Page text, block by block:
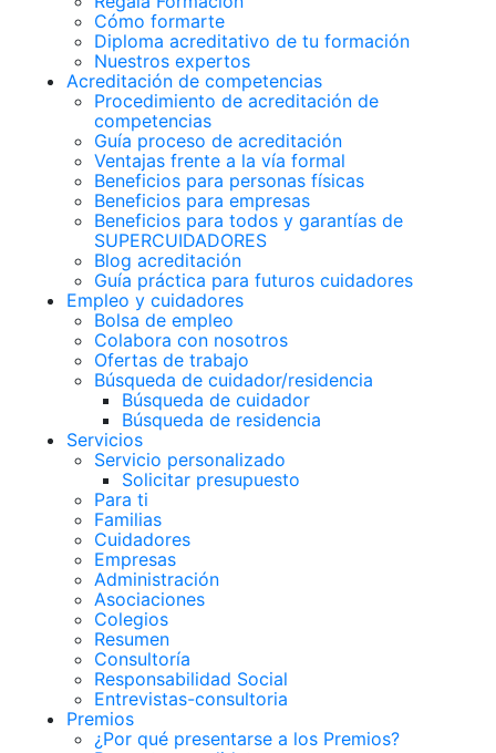
Cómo formarte
Diploma acreditativo de tu formación
Nuestros expertos
Acreditación de competencias
Procedimiento de acreditación de
competencias
Guía proceso de acreditación
Ventajas frente a la vía formal
Beneficios para personas físicas
Beneficios para empresas
Beneficios para todos y garantías de
SUPERCUIDADORES
Blog acreditación
Guía práctica para futuros cuidadores
Empleo y cuidadores
Bolsa de empleo
Colabora con nosotros
Ofertas de trabajo
Búsqueda de cuidador/residencia
Búsqueda de cuidador
Búsqueda de residencia
Servicios
Servicio personalizado
Solicitar presupuesto
Para ti
Familias
Cuidadores
Empresas
Administración
Asociaciones
Colegios
Resumen
Consultoría
Responsabilidad Social
Entrevistas-consultoria
Premios
¿Por qué presentarse a los Premios?